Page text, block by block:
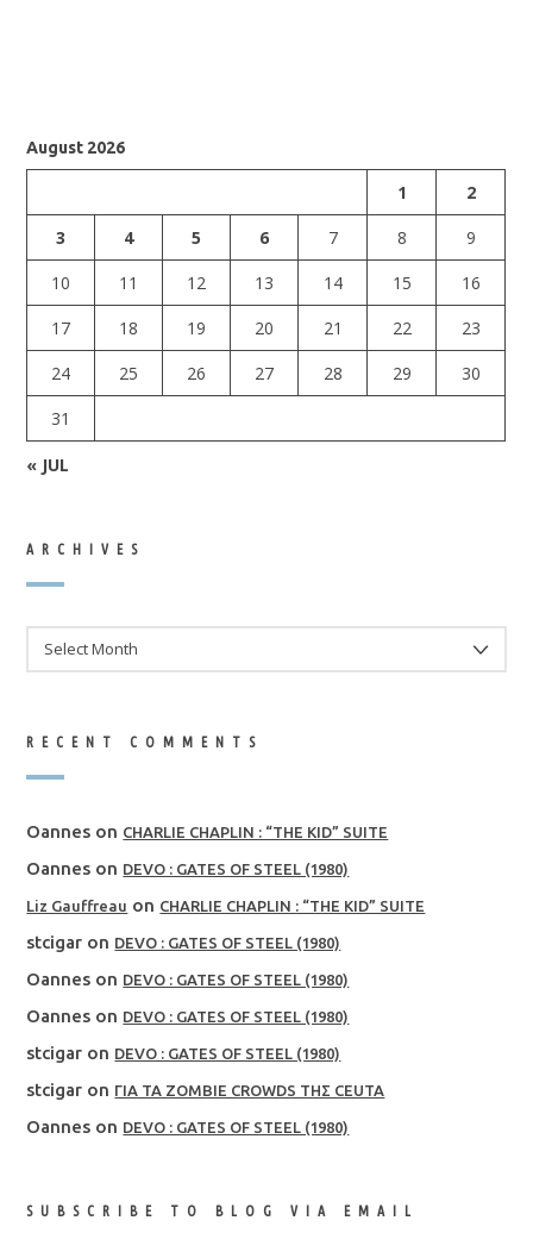
August 2026
1
2
3
4 5 6 7 8
9
10
11 12 13 14 15
16
17
18 19 20 21 22
23
24
25 26 27 28 29
30
31
« JUL
ARCHIVES
RECENT COMMENTS
Oannes on CHARLIE CHAPLIN : “THE KID” SUITE
Oannes on DEVO : GATES OF STEEL (1980)
Liz Gauffreau on CHARLIE CHAPLIN : “THE KID” SUITE
stcigar on DEVO : GATES OF STEEL (1980)
Oannes on DEVO : GATES OF STEEL (1980)
Oannes on DEVO : GATES OF STEEL (1980)
stcigar on DEVO : GATES OF STEEL (1980)
stcigar on ΓΙΑ ΤΑ ZOMBIE CROWDS ΤΗΣ CEUTA
Oannes on DEVO : GATES OF STEEL (1980)
SUBSCRIBE TO BLOG VIA EMAIL